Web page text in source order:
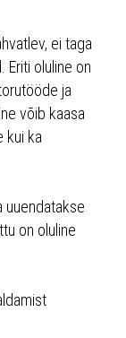
ei taga
Eriti oluline on
ja
võib kaasa
kui ka
uuendatakse
on oluline